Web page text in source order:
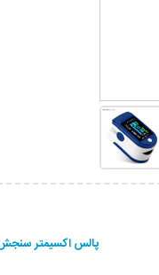
پالس اکسیمتر